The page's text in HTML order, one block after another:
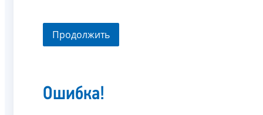
Продолжить
Ошибка!